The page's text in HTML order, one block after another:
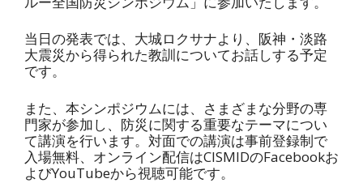
当日の発表では、大城ロクサナより、阪神・淡路
大震災から得られた教訓についてお話しする予定
です。
また、本シンポジウムには、さまざまな分野の専
門家が参加し、防災に関する重要なテーマについ
て講演を行います。対面での講演は事前登録制で
入場無料、オンライン配信はCISMIDのFacebookお
よびYouTubeから視聴可能です。